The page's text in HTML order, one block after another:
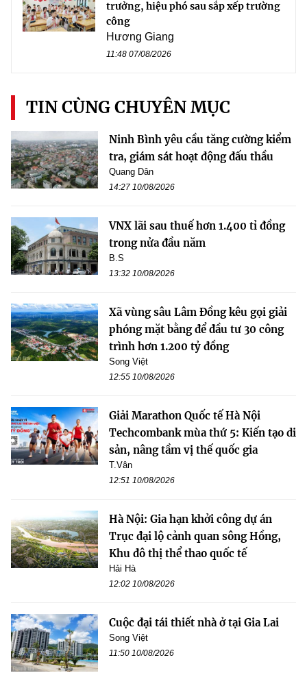
trưởng, hiệu phó sau sắp xếp trường
công
Hương Giang
11:48 07/08/2026
TIN CÙNG CHUYÊN MỤC
Ninh Bình yêu cầu tăng cường kiểm
tra, giám sát hoạt động đấu thầu
Quang Dân
14:27 10/08/2026
VNX lãi sau thuế hơn 1.400 tỉ đồng
trong nửa đầu năm
B.S
13:32 10/08/2026
Xã vùng sâu Lâm Đồng kêu gọi giải
phóng mặt bằng để đầu tư 30 công
trình hơn 1.200 tỷ đồng
Song Việt
12:55 10/08/2026
Giải Marathon Quốc tế Hà Nội
Techcombank mùa thứ 5: Kiến tạo di
sản, nâng tầm vị thế quốc gia
T.Vân
12:51 10/08/2026
Hà Nội: Gia hạn khởi công dự án
Trục đại lộ cảnh quan sông Hồng,
Khu đô thị thể thao quốc tế
Hải Hà
12:02 10/08/2026
Cuộc đại tái thiết nhà ở tại Gia Lai
Song Việt
11:50 10/08/2026